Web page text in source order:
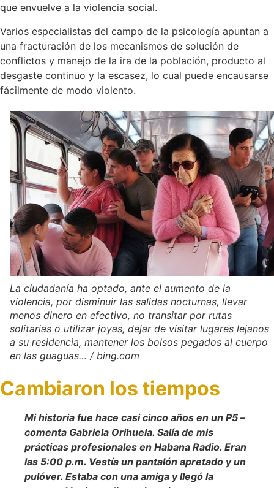
que envuelve a la violencia social.
Varios especialistas del campo de la psicología apuntan a
una fracturación de los mecanismos de solución de
conflictos y manejo de la ira de la población, producto al
desgaste continuo y la escasez, lo cual puede encausarse
fácilmente de modo violento.
La ciudadanía ha optado, ante el aumento de la
violencia, por disminuir las salidas nocturnas, llevar
menos dinero en efectivo, no transitar por rutas
solitarias o utilizar joyas, dejar de visitar lugares lejanos
a su residencia, mantener los bolsos pegados al cuerpo
en las guaguas… / bing.com
Cambiaron los tiempos
Mi historia fue hace casi cinco años en un P5 –
comenta Gabriela Orihuela. Salía de mis
prácticas profesionales en Habana Radio. Eran
las 5:00 p.m. Vestía un pantalón apretado y un
pulóver. Estaba con una amiga y llegó la